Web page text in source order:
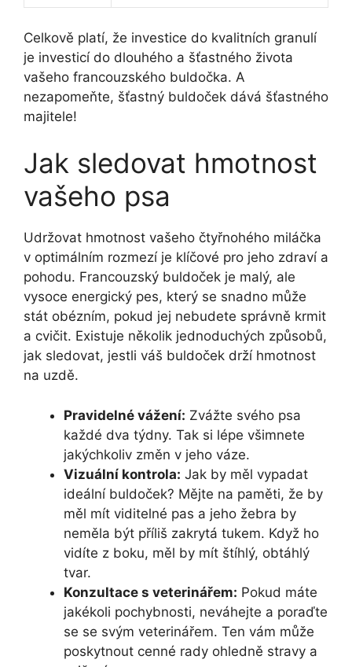
Celkově platí, že investice do kvalitních granulí
je investicí do dlouhého a šťastného života
vašeho francouzského buldočka. A
nezapomeňte, šťastný buldoček dává šťastného
majitele!
Jak sledovat hmotnost
vašeho psa
Udržovat hmotnost vašeho čtyřnohého miláčka
v optimálním rozmezí je klíčové pro jeho zdraví a
pohodu. Francouzský buldoček je malý, ale
vysoce energický pes, který se snadno může
stát obézním, pokud jej nebudete správně krmit
a cvičit. Existuje několik jednoduchých způsobů,
jak sledovat, jestli váš buldoček drží hmotnost
na uzdě.
Pravidelné vážení: Zvážte svého psa
každé dva týdny. Tak si lépe všimnete
jakýchkoliv změn v jeho váze.
Vizuální kontrola: Jak by měl vypadat
ideální buldoček? Mějte na paměti, že by
měl mít viditelné pas a jeho žebra by
neměla být příliš zakrytá tukem. Když ho
vidíte z boku, měl by mít štíhlý, obtáhlý
tvar.
Konzultace s veterinářem: Pokud máte
jakékoli pochybnosti, neváhejte a poraďte
se se svým veterinářem. Ten vám může
poskytnout cenné rady ohledně stravy a